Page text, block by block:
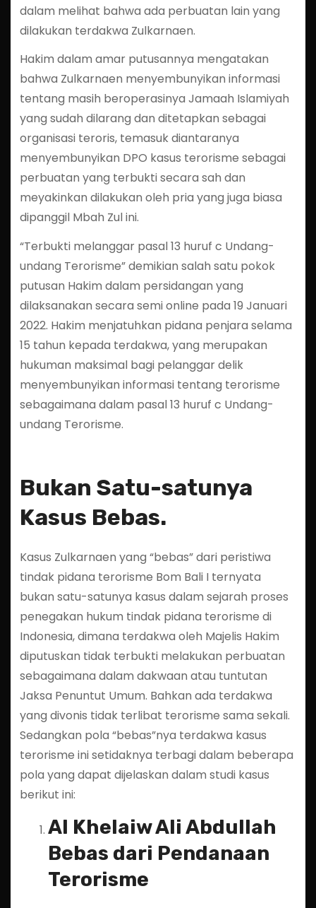
dalam melihat bahwa ada perbuatan lain yang
dilakukan terdakwa Zulkarnaen.
Hakim dalam amar putusannya mengatakan
bahwa Zulkarnaen menyembunyikan informasi
tentang masih beroperasinya Jamaah Islamiyah
yang sudah dilarang dan ditetapkan sebagai
organisasi teroris, temasuk diantaranya
menyembunyikan DPO kasus terorisme sebagai
perbuatan yang terbukti secara sah dan
meyakinkan dilakukan oleh pria yang juga biasa
dipanggil Mbah Zul ini.
“Terbukti melanggar pasal 13 huruf c Undang-
undang Terorisme” demikian salah satu pokok
putusan Hakim dalam persidangan yang
dilaksanakan secara semi online pada 19 Januari
2022. Hakim menjatuhkan pidana penjara selama
15 tahun kepada terdakwa, yang merupakan
hukuman maksimal bagi pelanggar delik
menyembunyikan informasi tentang terorisme
sebagaimana dalam pasal 13 huruf c Undang-
undang Terorisme.
Bukan Satu-satunya
Kasus Bebas.
Kasus Zulkarnaen yang “bebas” dari peristiwa
tindak pidana terorisme Bom Bali I ternyata
bukan satu-satunya kasus dalam sejarah proses
penegakan hukum tindak pidana terorisme di
Indonesia, dimana terdakwa oleh Majelis Hakim
diputuskan tidak terbukti melakukan perbuatan
sebagaimana dalam dakwaan atau tuntutan
Jaksa Penuntut Umum. Bahkan ada terdakwa
yang divonis tidak terlibat terorisme sama sekali.
Sedangkan pola “bebas”nya terdakwa kasus
terorisme ini setidaknya terbagi dalam beberapa
pola yang dapat dijelaskan dalam studi kasus
berikut ini:
Al Khelaiw Ali Abdullah
Bebas dari Pendanaan
Terorisme